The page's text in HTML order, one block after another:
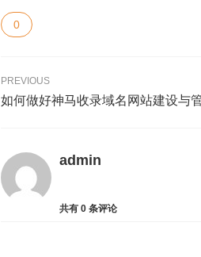
0
PREVIOUS
如何做好神马收录域名网站建设与
admin
共有 0 条评论